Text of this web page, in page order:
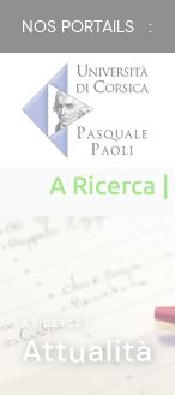
NOS PORTAILS :
A Ricerca |
A RICERCA
Attualità